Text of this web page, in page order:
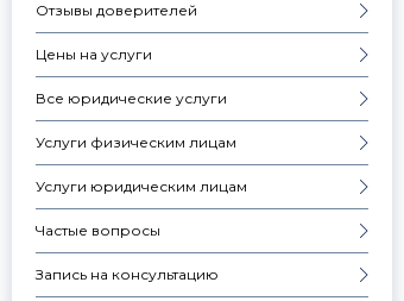
Отзывы доверителей
Цены на услуги
Все юридические услуги
Услуги физическим лицам
Услуги юридическим лицам
Частые вопросы
Запись на консультацию